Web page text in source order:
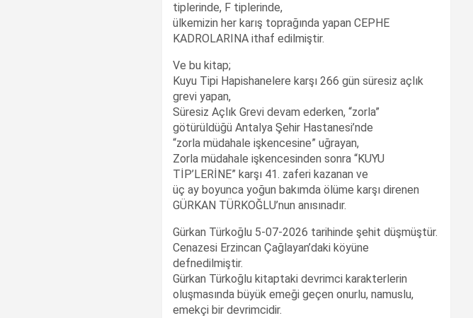
tiplerinde, F tiplerinde,
ülkemizin her karış toprağında yapan CEPHE
KADROLARINA ithaf edilmiştir.
Ve bu kitap;
Kuyu Tipi Hapishanelere karşı 266 gün süresiz açlık
grevi yapan,
Süresiz Açlık Grevi devam ederken, “zorla”
götürüldüğü Antalya Şehir Hastanesi’nde
“zorla müdahale işkencesine” uğrayan,
Zorla müdahale işkencesinden sonra “KUYU
TİP’LERİNE” karşı 41. zaferi kazanan ve
üç ay boyunca yoğun bakımda ölüme karşı direnen
GÜRKAN TÜRKOĞLU’nun anısınadır.
Gürkan Türkoğlu 5-07-2026 tarihinde şehit düşmüştür.
Cenazesi Erzincan Çağlayan’daki köyüne
defnedilmiştir.
Gürkan Türkoğlu kitaptaki devrimci karakterlerin
oluşmasında büyük emeği geçen onurlu, namuslu,
emekçi bir devrimcidir.